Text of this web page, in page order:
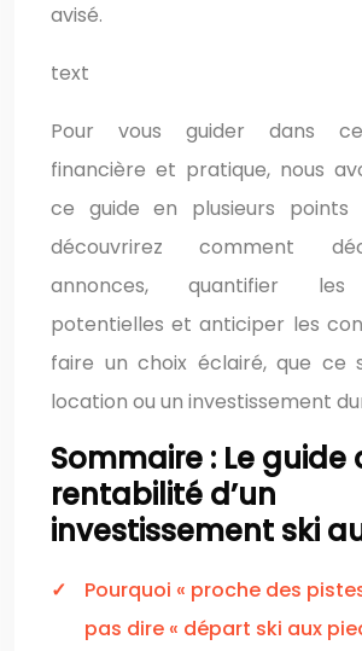
avisé.
text
Pour vous guider dans
financière et pratique, nous
ce guide en plusieurs points
découvrirez comment
annonces, quantifier les
potentielles et anticiper les
faire un choix éclairé, que ce
location ou un investissement
Sommaire : Le guide
rentabilité d’un
investissement ski
Pourquoi « proche des
pas dire « départ ski aux